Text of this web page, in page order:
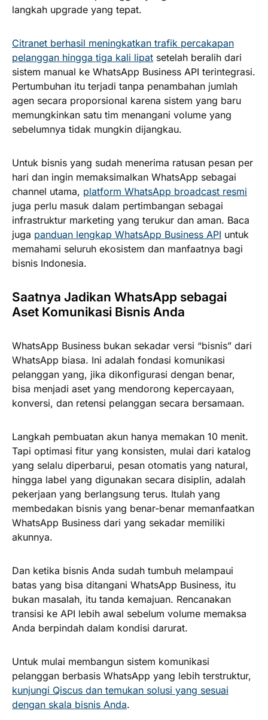
langkah upgrade yang tepat.
Citranet berhasil meningkatkan trafik percakapan
pelanggan hingga tiga kali lipat setelah beralih dari
sistem manual ke WhatsApp Business API terintegrasi.
Pertumbuhan itu terjadi tanpa penambahan jumlah
agen secara proporsional karena sistem yang baru
memungkinkan satu tim menangani volume yang
sebelumnya tidak mungkin dijangkau.
Untuk bisnis yang sudah menerima ratusan pesan per
hari dan ingin memaksimalkan WhatsApp sebagai
channel utama, platform WhatsApp broadcast resmi
juga perlu masuk dalam pertimbangan sebagai
infrastruktur marketing yang terukur dan aman. Baca
juga panduan lengkap WhatsApp Business API untuk
memahami seluruh ekosistem dan manfaatnya bagi
bisnis Indonesia.
Saatnya Jadikan WhatsApp sebagai
Aset Komunikasi Bisnis Anda
WhatsApp Business bukan sekadar versi “bisnis” dari
WhatsApp biasa. Ini adalah fondasi komunikasi
pelanggan yang, jika dikonfigurasi dengan benar,
bisa menjadi aset yang mendorong kepercayaan,
konversi, dan retensi pelanggan secara bersamaan.
Langkah pembuatan akun hanya memakan 10 menit.
Tapi optimasi fitur yang konsisten, mulai dari katalog
yang selalu diperbarui, pesan otomatis yang natural,
hingga label yang digunakan secara disiplin, adalah
pekerjaan yang berlangsung terus. Itulah yang
membedakan bisnis yang benar-benar memanfaatkan
WhatsApp Business dari yang sekadar memiliki
akunnya.
Dan ketika bisnis Anda sudah tumbuh melampaui
batas yang bisa ditangani WhatsApp Business, itu
bukan masalah, itu tanda kemajuan. Rencanakan
transisi ke API lebih awal sebelum volume memaksa
Anda berpindah dalam kondisi darurat.
Untuk mulai membangun sistem komunikasi
pelanggan berbasis WhatsApp yang lebih terstruktur,
kunjungi Qiscus dan temukan solusi yang sesuai
dengan skala bisnis Anda.